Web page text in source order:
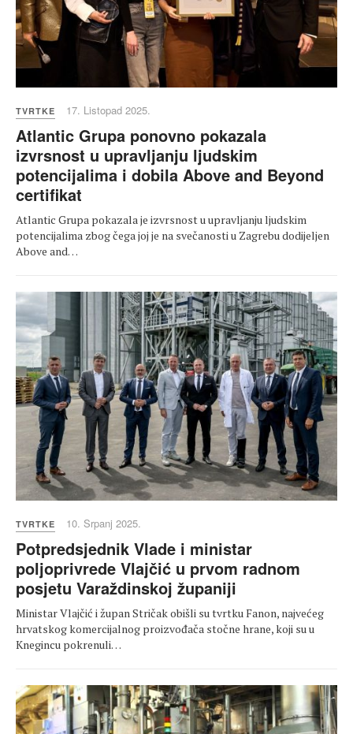
TVRTKE 17. Listopad 2025.
Atlantic Grupa ponovno pokazala
izvrsnost u upravljanju ljudskim
potencijalima i dobila Above and Beyond
certifikat
Atlantic Grupa pokazala je izvrsnost u upravljanju ljudskim
potencijalima zbog čega joj je na svečanosti u Zagrebu dodijeljen
Above and…
TVRTKE 10. Srpanj 2025.
Potpredsjednik Vlade i ministar
poljoprivrede Vlajčić u prvom radnom
posjetu Varaždinskoj županiji
Ministar Vlajčić i župan Stričak obišli su tvrtku Fanon, najvećeg
hrvatskog komercijalnog proizvođača stočne hrane, koji su u
Knegincu pokrenuli…